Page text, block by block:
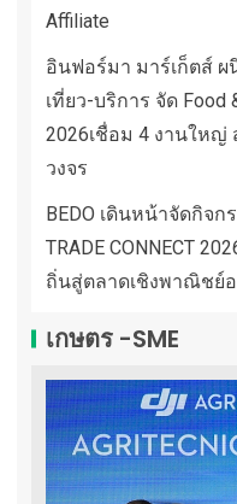
Affiliate
อินฟอร์มา มาร์เก็ตส์ ผ
เที่ยว-บริการ จัด Food
2026เชื่อม 4 งานใหญ่
วงจร
BEDO เดินหน้าจัดกิจก
TRADE CONNECT
ถิ่นสู่ตลาดเชิงพาณิชย์
เกษตร -SME